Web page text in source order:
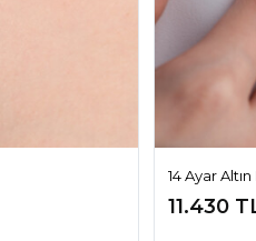
14 Ayar
11.430